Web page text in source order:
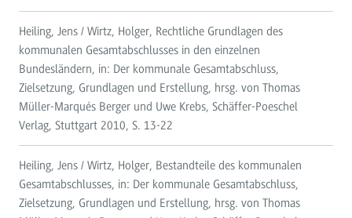
Heiling, Jens / Wirtz, Holger, Rechtliche Grundlagen des
kommunalen Gesamtabschlusses in den einzelnen
Bundesländern, in: Der kommunale Gesamtabschluss,
Zielsetzung, Grundlagen und Erstellung, hrsg. von Thomas
Müller-Marqués Berger und Uwe Krebs, Schäffer-Poeschel
Verlag, Stuttgart 2010, S. 13-22
Heiling, Jens / Wirtz, Holger, Bestandteile des kommunalen
Gesamtabschlusses, in: Der kommunale Gesamtabschluss,
Zielsetzung, Grundlagen und Erstellung, hrsg. von Thomas